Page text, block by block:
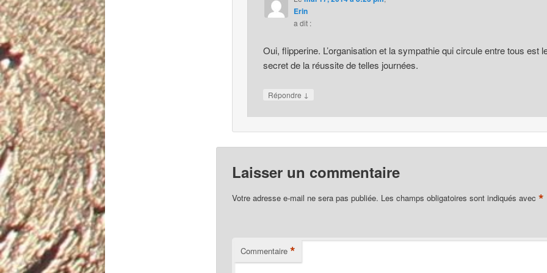
Erin
a dit :
Oui, flipperine. L’organisation et la sympathie qui circule entre tous est
secret de la réussite de telles journées.
Répondre ↓
Laisser un commentaire
Votre adresse e-mail ne sera pas publiée. Les champs obligatoires sont indiqués avec *
Commentaire *